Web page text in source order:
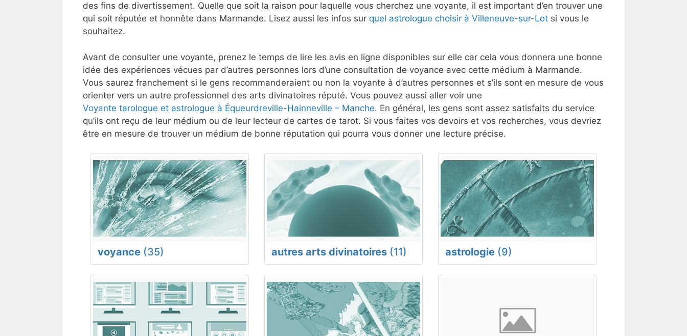
des fins de divertissement. Quelle que soit la raison pour laquelle vous cherchez une voyante, il est important d’en trouver une
qui soit réputée et honnête dans Marmande. Lisez aussi les infos sur quel astrologue choisir à Villeneuve-sur-Lot si vous le
souhaitez.
Avant de consulter une voyante, prenez le temps de lire les avis en ligne disponibles sur elle car cela vous donnera une bonne
idée des expériences vécues par d’autres personnes lors d’une consultation de voyance avec cette médium à Marmande.
Vous saurez franchement si le gens recommanderaient ou non la voyante à d’autres personnes et s’ils sont en mesure de vous
orienter vers un autre professionnel des arts divinatoires réputé. Vous pouvez aussi aller voir une
Voyante tarologue et astrologue à Équeurdreville-Hainneville – Manche. En général, les gens sont assez satisfaits du service
qu’ils ont reçu de leur médium ou de leur lecteur de cartes de tarot. Si vous faites vos devoirs et vos recherches, vous devriez
être en mesure de trouver un médium de bonne réputation qui pourra vous donner une lecture précise.
voyance (35) autres arts divinatoires (11) astrologie (9)